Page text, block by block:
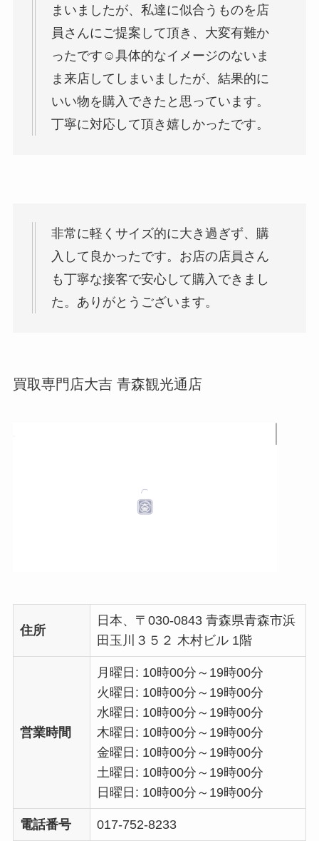
まいましたが、私達に似合うものを店
員さんにご提案して頂き、大変有難か
ったです☺️具体的なイメージのないま
ま来店してしまいましたが、結果的に
いい物を購入できたと思っています。
丁寧に対応して頂き嬉しかったです。
非常に軽くサイズ的に大き過ぎず、購
入して良かったです。お店の店員さん
も丁寧な接客で安心して購入できまし
た。ありがとうございます。
買取専門店大吉 青森観光通店
住所
日本、〒030-0843 青森県青森市浜
田玉川３５２ 木村ビル 1階
営業時間
月曜日: 10時00分～19時00分
火曜日: 10時00分～19時00分
水曜日: 10時00分～19時00分
木曜日: 10時00分～19時00分
金曜日: 10時00分～19時00分
土曜日: 10時00分～19時00分
日曜日: 10時00分～19時00分
電話番号 017-752-8233